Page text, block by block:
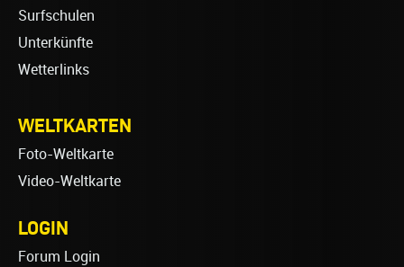
Surfschulen
Unterkünfte
Wetterlinks
WELTKARTEN
Foto-Weltkarte
Video-Weltkarte
LOGIN
Forum Login